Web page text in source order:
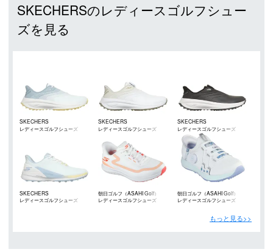
SKECHERSのレディースゴルフシュー
ズを見る
SKECHERS
レディースゴルフシューズ
SKECHERS
レディースゴルフシューズ
SKECHERS
レディースゴルフシューズ
SKECHERS
レディースゴルフシューズ
朝日ゴルフ（ASAHI Golf）
レディースゴルフシューズ
朝日ゴルフ（ASAHI Golf）
レディースゴルフシューズ
もっと見る>>